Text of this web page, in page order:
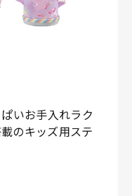
いお手入れラク
のキッズ用ステ